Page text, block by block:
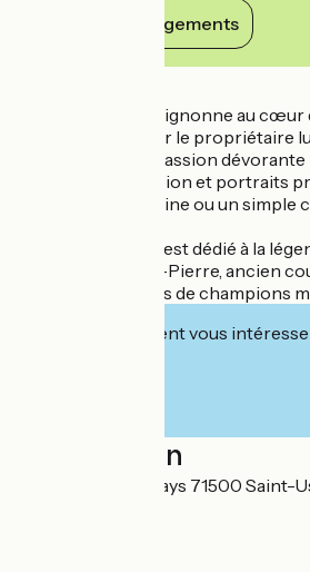
Voir ses engagements
En Bresse bourguignonne au cœur
gratuite et faite par le propriétaire
intarissable, une passion
maillots de champion et portraits
féru de la petite reine ou un simple
Le Musée du Vélo est dédié à la
propriétaire Jean-Pierre, ancien
photos, de maillots de champions
Cet établissement vous
Localisation
Chemin des Vernays 71500 Saint-